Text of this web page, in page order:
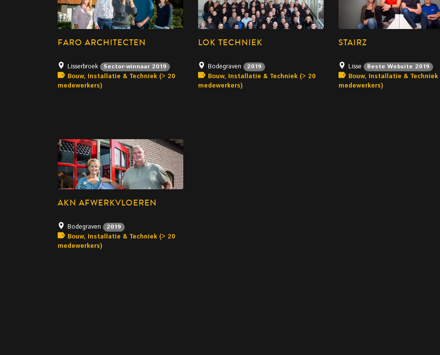
FARO ARCHITECTEN
Lisserbroek Sector-winnaar 2019
Bouw, Installatie & Techniek (> 20
medewerkers)
LOK TECHNIEK
Bodegraven 2019
Bouw, Installatie & Techniek (> 20
medewerkers)
STAIRZ
Lisse Beste Website 2019
Bouw, Installatie & Techniek
medewerkers)
AKN AFWERKVLOEREN
Bodegraven 2019
Bouw, Installatie & Techniek (> 20
medewerkers)